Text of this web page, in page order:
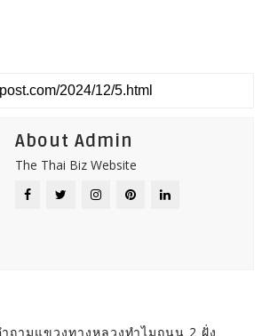
About Admin
The Thai Biz Website
ถามแขวงทางหลวงทำไมถนน 2 ฝั่ง